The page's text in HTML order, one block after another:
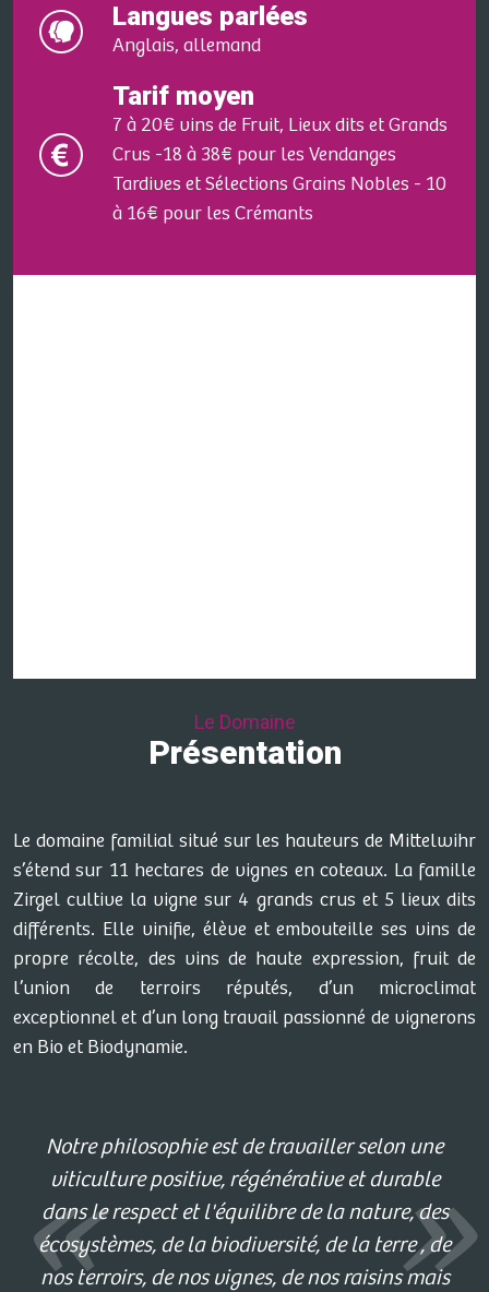
Langues parlées
Anglais, allemand
Tarif moyen
7 à 20€ vins de Fruit, Lieux dits et Grands
Crus -18 à 38€ pour les Vendanges
Tardives et Sélections Grains Nobles - 10
à 16€ pour les Crémants
Le Domaine
Présentation
Le domaine familial situé sur les hauteurs de Mittelwihr
s’étend sur 11 hectares de vignes en coteaux. La famille
Zirgel cultive la vigne sur 4 grands crus et 5 lieux dits
différents. Elle vinifie, élève et embouteille ses vins de
propre récolte, des vins de haute expression, fruit de
l’union de terroirs réputés, d’un microclimat
exceptionnel et d’un long travail passionné de vignerons
en Bio et Biodynamie.
Notre philosophie est de travailler selon une
viticulture positive, régénérative et durable
dans le respect et l'équilibre de la nature, des
écosystèmes, de la biodiversité, de la terre , de
nos terroirs, de nos vignes, de nos raisins mais